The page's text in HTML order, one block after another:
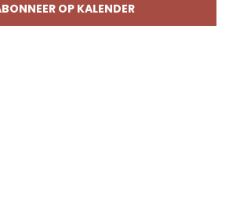
OP KALENDER